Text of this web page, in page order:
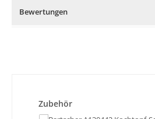
Bewertungen
Produktgalerie überspringen
Zubehör